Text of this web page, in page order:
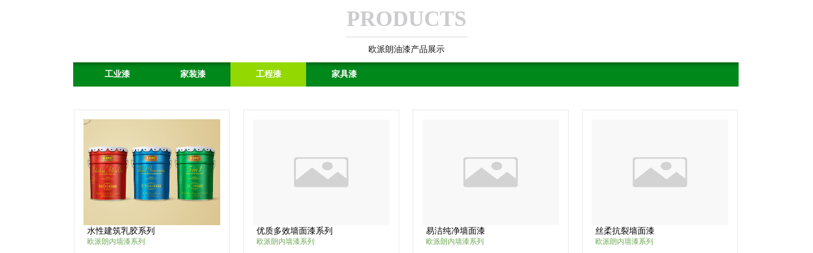
PRODUCTS
欧派朗油漆产品展示
工业漆 家装漆 工程漆 家具漆
水性建筑乳胶系列
欧派朗内墙漆系列
优质多效墙面漆系列
欧派朗内墙漆系列
易洁纯净墙面漆
欧派朗内墙漆系列
丝柔抗裂墙面漆
欧派朗内墙漆系列